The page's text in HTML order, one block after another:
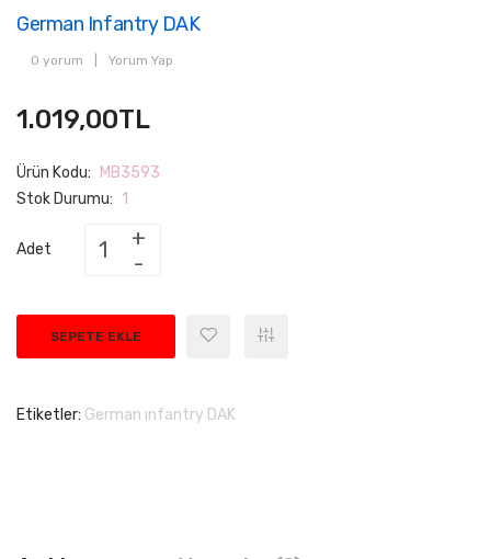
German Infantry DAK
0 yorum Yorum Yap
1.019,00TL
Ürün Kodu:
MB3593
Stok Durumu: 1
Adet
SEPETE EKLE
Etiketler: German ınfantry DAK